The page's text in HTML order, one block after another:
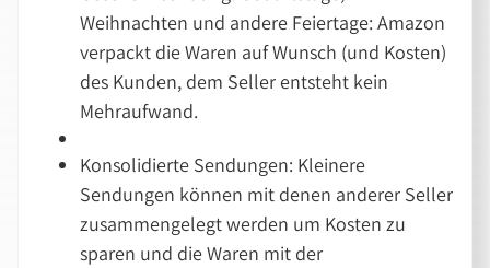
Weihnachten und andere Feiertage: Amazon
verpackt die Waren auf Wunsch (und Kosten)
des Kunden, dem Seller entsteht kein
Mehraufwand.
Konsolidierte Sendungen: Kleinere
Sendungen können mit denen anderer Seller
zusammengelegt werden um Kosten zu
sparen und die Waren mit der